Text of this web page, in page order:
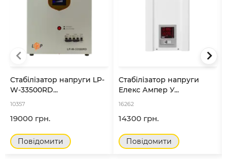
Стабілізатор напруги LP-
W-33500RD...
10357
19000 грн.
Повідомити
Стабілізатор напруги
Елекс Ампер У...
16262
14300 грн.
Повідомити